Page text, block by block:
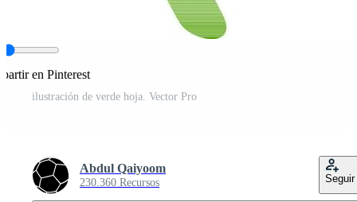
en Pinterest
ilustración de verde hoja. Vector Pro
Abdul Qaiyoom
230.360 Recursos Seguir